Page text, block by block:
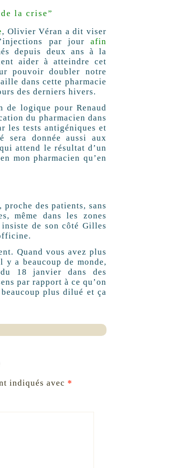
la crise”
, Olivier Véran a dit viser
par jour afin
depuis deux ans à la
aider à atteindre cet
pouvoir doubler notre
dans cette pharmacie
des derniers hivers.
de logique pour Renaud
du pharmacien dans
les tests antigéniques et
sera donnée aussi aux
attend le résultat d’un
mon pharmacien qu’en
proche des patients, sans
même dans les zones
de son côté Gilles
Quand vous avez plus
a beaucoup de monde,
18 janvier dans des
par rapport à ce qu’on
plus dilué et ça
indiqués avec *